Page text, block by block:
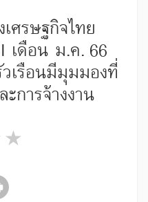
ศรษฐกิจไทย
เดือน ม.ค. 66
เรือนมีมุมมองที่
การจ้างงาน
4 stars